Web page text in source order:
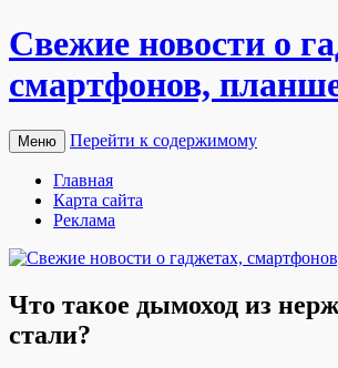
Свежие новости о
смартфонов,
Меню Перейти к содержимому
Главная
Карта сайта
Реклама
Что такое дымоход из
стали?